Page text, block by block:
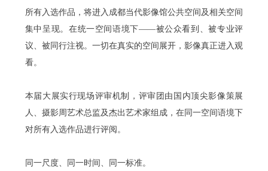
所有入选作品，将进入成都当代影像馆公共空间及相关空间
集中呈现。 在统一空间语境下——被公众看到、被专业评
议、被同行注视。 一切在真实的空间展开，影像真正进入观
看。
本届大展实行现场评审机制，评审团由国内顶尖影像策展
人、摄影周艺术总监及杰出艺术家组成，在同一空间语境下
对所有入选作品进行评阅。
同一尺度、同一时间、同一标准。